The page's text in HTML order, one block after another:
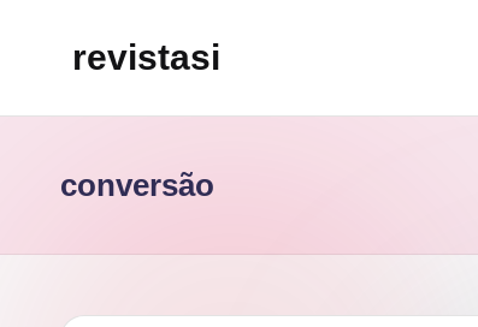
revistasi
melhor
conteúdo
conversão